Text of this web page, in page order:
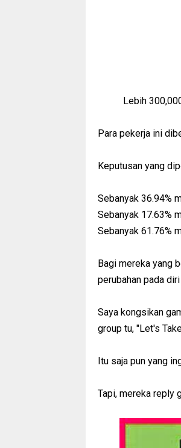
Lebih
Para pekerja ini
Keputusan yang
Sebanyak 36.94%
Sebanyak 17.63%
Sebanyak 61.76%
Bagi mereka yang
perubahan pada
Saya kongsikan
group tu, "Let's
Itu saja pun yang
Tapi, mereka reply